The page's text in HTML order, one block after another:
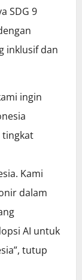
SDG 9
inklusif dan
ingin
tingkat
Kami
dalam
AI untuk
tutup